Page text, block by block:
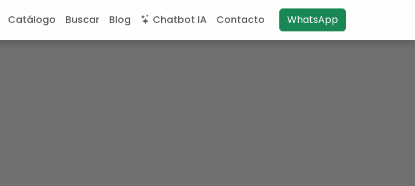
Catálogo Buscar Blog Chatbot IA Contacto WhatsApp